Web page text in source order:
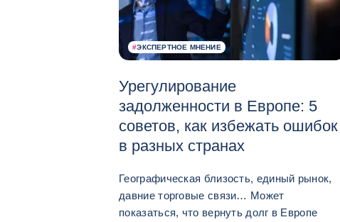
#ЭКСПЕРТНОЕ МНЕНИЕ
Урегулирование
задолженности в Европе: 5
советов, как избежать ошибок
в разных странах
Географическая близость, единый рынок,
давние торговые связи… Может
показаться, что вернуть долг в Европе